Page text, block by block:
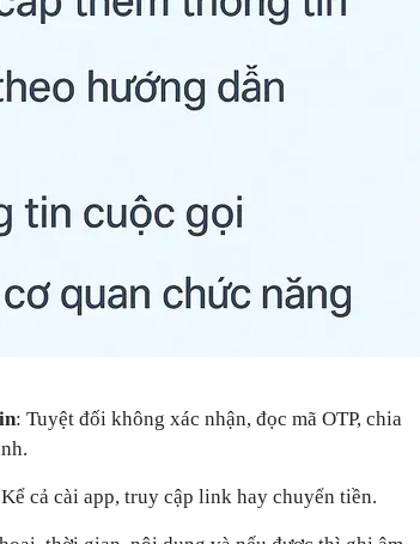
: Tuyệt đối không xác nhận, đọc mã OTP, chia
cả cài app, truy cập link hay chuyển tiền.